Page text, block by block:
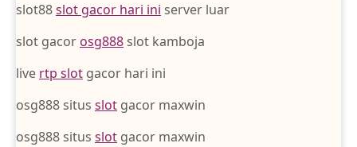
slot88slot gacor hari ini server luar
slot gacor osg888slot kamboja
live rtp slot gacor hari ini
osg888 situs slot gacor maxwin
osg888 situs slot gacor maxwin